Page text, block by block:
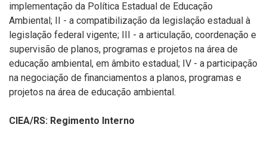
implementação da Política Estadual de Educação
Ambiental; II - a compatibilização da legislação estadual à
legislação federal vigente; III - a articulação, coordenação e
supervisão de planos, programas e projetos na área de
educação ambiental, em âmbito estadual; IV - a participação
na negociação de financiamentos a planos, programas e
projetos na área de educação ambiental.
CIEA/RS: Regimento Interno